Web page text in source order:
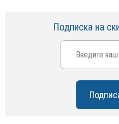
Подписка на